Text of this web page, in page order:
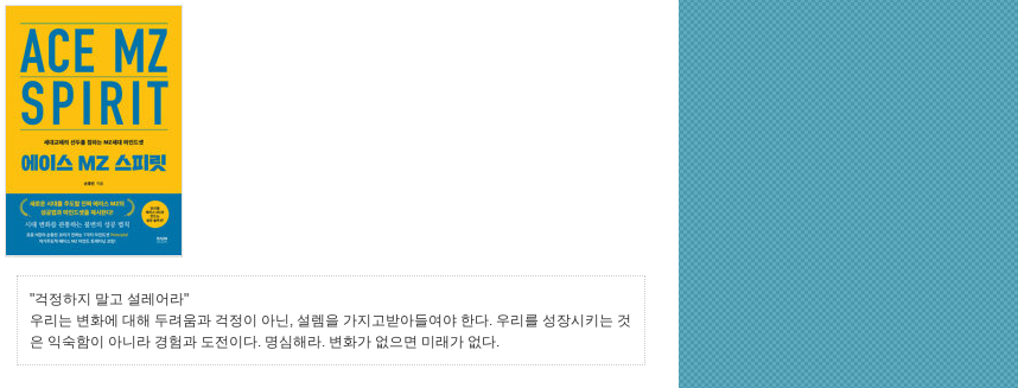
"걱정하지 말고 설레어라"
우리는 변화에 대해 두려움과 걱정이 아닌, 설렘을 가지고받아들여야 한다. 우리를 성장시키는 것
은 익숙함이 아니라 경험과 도전이다. 명심해라. 변화가 없으면 미래가 없다.